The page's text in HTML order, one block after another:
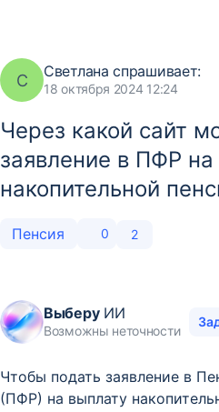
С Светланаспрашивает:
18 октября 2024 12:24
Через какой сайт
заявление в ПФР
накопительной
Пенсия 0 2
ВыберуИИ
Возможны неточности
Чтобы подать заявление в
(ПФР) на выплату